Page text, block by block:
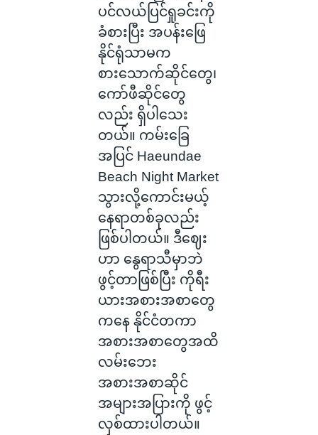
ပင်လယ်ပြင်ရှုခင်းကို
ခံစားပြီး အပန်းဖြေ
နိုင်ရုံသာမက
စားသောက်ဆိုင်တွေ၊
ကော်ဖီဆိုင်တွေ
လည်း ရှိပါသေး
တယ်။ ကမ်းခြေ
အပြင် Haeundae
Beach Night Market
သွားလို့ကောင်းမယ့်
နေရာတစ်ခုလည်း
ဖြစ်ပါတယ်။ ဒီဈေး
ဟာ နွေရာသီမှာဘဲ
ဖွင့်တာဖြစ်ပြီး ကိုရီး
ယားအစားအစာတွေ
ကနေ နိုင်ငံတကာ
အစားအစာတွေအထိ
လမ်းဘေး
အစားအစာဆိုင်
အများအပြားကို ဖွင့်
လှစ်ထားပါတယ်။